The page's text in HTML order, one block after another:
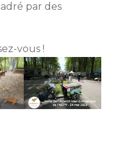
par des
vous !